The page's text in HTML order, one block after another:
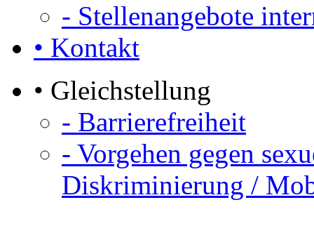
- Stellenangebote
• Kontakt
• Gleichstellung
- Barrierefreiheit
- Vorgehen gegen
Diskriminierung /